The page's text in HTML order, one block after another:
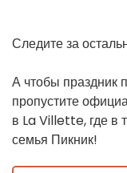
Следите за
А чтобы праздник
пропустите
в La Villette, где в
семья Пикник!